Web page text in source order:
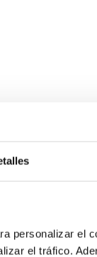
personalizar el
el tráfico.